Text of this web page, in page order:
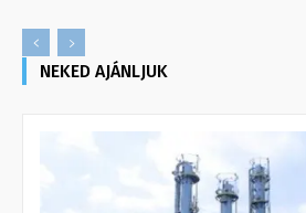
NEKED AJÁNLJUK